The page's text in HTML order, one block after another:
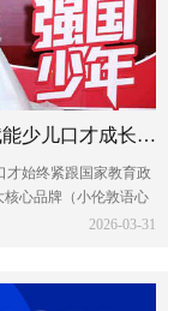
联系我们
小伦敦教学四大优势
贯彻两会精神 小伦敦两大核心品牌赋能少儿口才成长新征程
才始终紧跟国家教育政
核心品牌（小伦敦语心
会精神融入教育教学全
2026-03-31